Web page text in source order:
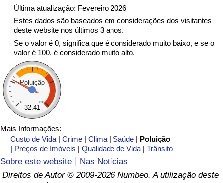
Última atualização: Fevereiro 2026
Estes dados são baseados em considerações dos visitantes
deste website nos últimos 3 anos.
Se o valor é 0, significa que é considerado muito baixo, e se o
valor é 100, é considerado muito alto.
Poluição
0 120
32.41
Mais Informações:
Custo de Vida |Crime |Clima | Saúde | Poluição
| Preços de Imóveis |Qualidade de Vida |Trânsito
Sobre este website
Nas Notícias
Direitos de Autor © 2009-2026 Numbeo. A utilização deste
Indicador de Trânsito (Atual)
Indicador de Trânsito por País